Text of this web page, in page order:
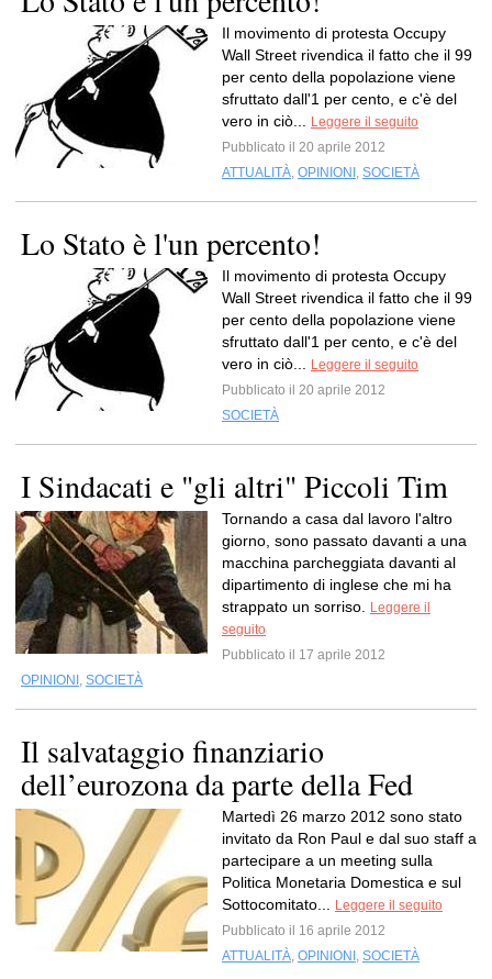
Il movimento di protesta Occupy
Wall Street rivendica il fatto che il 99
per cento della popolazione viene
sfruttato dall'1 per cento, e c'è del
vero in ciò...
Leggere il seguito
Pubblicato il 20 aprile 2012
ATTUALITÀ, OPINIONI , SOCIETÀ
Lo Stato è l'un percento!
Il movimento di protesta Occupy
Wall Street rivendica il fatto che il 99
per cento della popolazione viene
sfruttato dall'1 per cento, e c'è del
vero in ciò...
Leggere il seguito
Pubblicato il 20 aprile 2012
SOCIETÀ
I Sindacati e "gli altri" Piccoli Tim
Tornando a casa dal lavoro l'altro
giorno, sono passato davanti a una
macchina parcheggiata davanti al
dipartimento di inglese che mi ha
strappato un sorriso.
Leggere il
seguito
Pubblicato il 17 aprile 2012
OPINIONI , SOCIETÀ
Il salvataggio finanziario
dell’eurozona da parte della Fed
Martedì 26 marzo 2012 sono stato
invitato da Ron Paul e dal suo staff a
partecipare a un meeting sulla
Politica Monetaria Domestica e sul
Sottocomitato...
Leggere il seguito
Pubblicato il 16 aprile 2012
ATTUALITÀ, OPINIONI , SOCIETÀ